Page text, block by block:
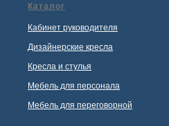
Каталог
Кабинет руководителя
Дизайнерские кресла
Кресла и стулья
Мебель для персонала
Мебель для переговорной